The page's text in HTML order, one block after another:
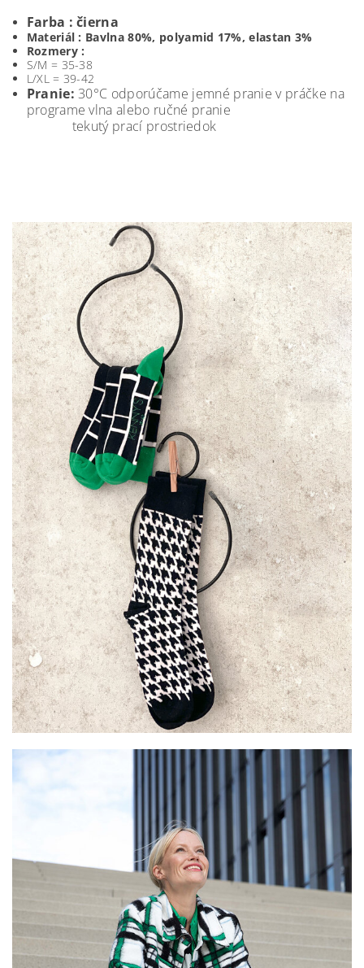
Farba : čierna
Materiál : Bavlna 80%, polyamid 17%, elastan 3%
Rozmery :
S/M = 35-38
L/XL = 39-42
Pranie: 30°C odporúčame jemné pranie v práčke na
programe vlna alebo ručné pranie
tekutý prací prostriedok